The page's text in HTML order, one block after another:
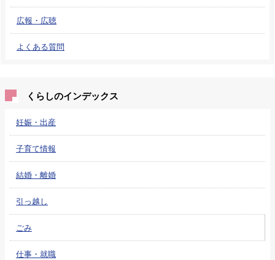
広報・広聴
よくある質問
くらしのインデックス
妊娠・出産
子育て情報
結婚・離婚
引っ越し
ごみ
仕事・就職